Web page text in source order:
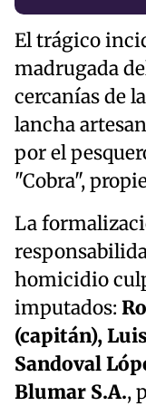
El trágico
madrugada
cercanías de
lancha
por el
"Cobra",
La
homicidio
imputados:
(capitán),
Sandoval
Blumar S.A.,